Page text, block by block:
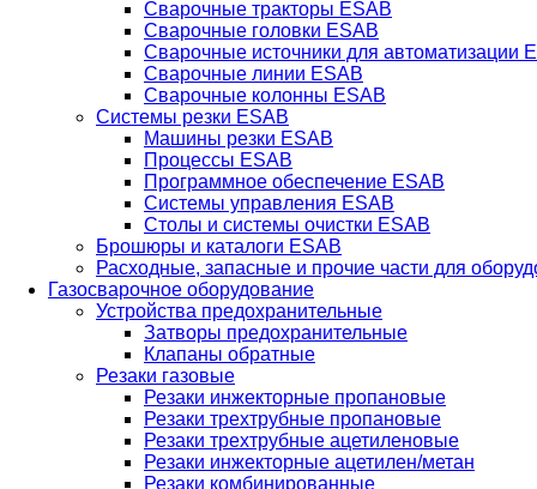
Сварочные тракторы ESAB
Сварочные головки ESAB
Сварочные источники для автоматизации
Сварочные линии ESAB
Сварочные колонны ESAB
Системы резки ESAB
Машины резки ESAB
Процессы ESAB
Программное обеспечение ESAB
Системы управления ESAB
Столы и системы очистки ESAB
Брошюры и каталоги ESAB
Расходные, запасные и прочие части для
Газосварочное оборудование
Устройства предохранительные
Затворы предохранительные
Клапаны обратные
Резаки газовые
Резаки инжекторные пропановые
Резаки трехтрубные пропановые
Резаки трехтрубные ацетиленовые
Резаки инжекторные ацетилен/метан
Резаки комбинированные